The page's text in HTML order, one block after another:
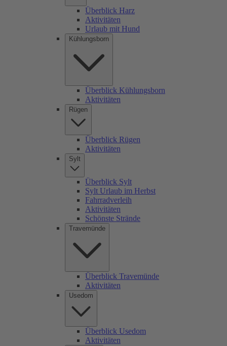
Überblick Harz
Aktivitäten
Urlaub mit Hund
Kühlungsborn
Überblick Kühlungsborn
Aktivitäten
Rügen
Überblick Rügen
Aktivitäten
Sylt
Überblick Sylt
Sylt Urlaub im Herbst
Fahrradverleih
Aktivitäten
Schönste Strände
Travemünde
Überblick Travemünde
Aktivitäten
Usedom
Überblick Usedom
Aktivitäten